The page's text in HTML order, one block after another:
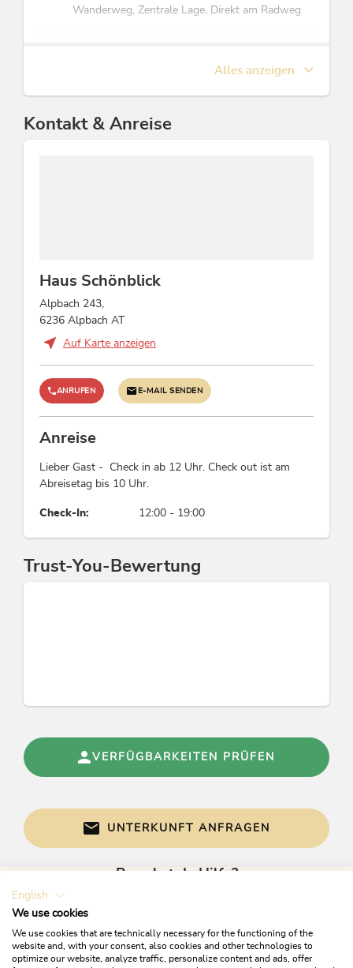
Wanderweg, Zentrale Lage, Direkt am Radweg
Einzelreisende, Senioren
Aktivitäten am Berg, Liegen kostenlos,
Schneeschuhwanderung
Verpflegung
Betten & Zimmer
Doppelzimmer: 1, Ferienwohnung / en: 3
Fremdsprachen
Englisch, Deutsch
Links
Alles anzeigen
Kontakt & Anreise
Haus Schönblick
Alpbach 243,
6236 Alpbach AT
Auf Karte anzeigen
ANRUFEN E-MAIL SENDEN
Anreise
Lieber Gast - Check in ab 12 Uhr. Check out ist am
Abreisetag bis 10 Uhr.
Check-In: 12:00 - 19:00
Trust-You-Bewertung
VERFÜGBARKEITEN PRÜFEN
UNTERKUNFT ANFRAGEN
Brauchst du Hilfe?
English
We use cookies
We use cookies that are technically necessary for the functioning of the
website and, with your consent, also cookies and other technologies to
optimize our website, analyze traffic, personalize content and ads, offer